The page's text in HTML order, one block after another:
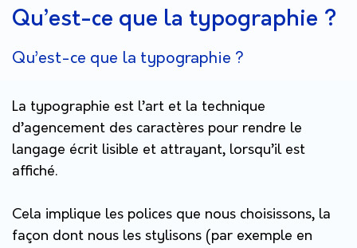
Qu’est-ce que la typographie ?
Qu’est-ce que la typographie ?
La typographie est l’art et la technique
d’agencement des caractères pour rendre le
langage écrit lisible et attrayant, lorsqu’il est
affiché.
Cela implique les polices que nous choisissons, la
façon dont nous les stylisons (par exemple en